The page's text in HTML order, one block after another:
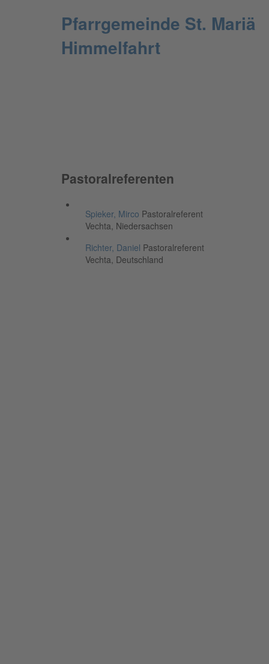
Pfarrgemeinde St. Mariä
Himmelfahrt
Pastoralreferenten
Spieker, Mirco Pastoralreferent
Vechta, Niedersachsen
Richter, Daniel Pastoralreferent
Vechta, Deutschland